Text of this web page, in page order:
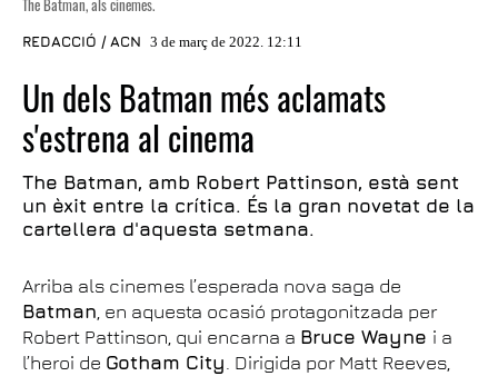
The Batman, als cinemes.
REDACCIÓ / ACN 3 de març de 2022. 12:11
Un dels Batman més aclamats
s'estrena al cinema
The Batman, amb Robert Pattinson, està sent
un èxit entre la crítica. És la gran novetat de la
cartellera d'aquesta setmana.
Arriba als cinemes l’esperada nova saga de
Batman, en aquesta ocasió protagonitzada per
Robert Pattinson, qui encarna a Bruce Wayne i a
l’heroi de Gotham City. Dirigida por Matt Reeves,